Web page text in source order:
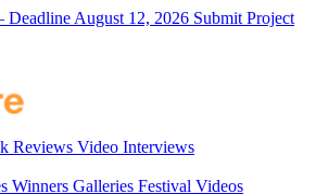
Deadline August 12, 2026 Submit Project
Reviews Video Interviews
Winners Galleries Festival Videos